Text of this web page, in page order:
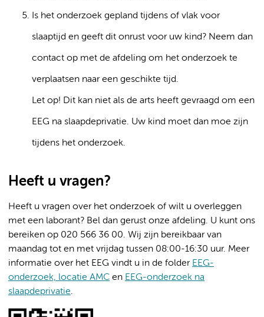
Is het onderzoek gepland tijdens of vlak voor
slaaptijd en geeft dit onrust voor uw kind? Neem dan
contact op met de afdeling om het onderzoek te
verplaatsen naar een geschikte tijd.
Let op! Dit kan niet als de arts heeft gevraagd om een
EEG na slaapdeprivatie. Uw kind moet dan moe zijn
tijdens het onderzoek.
Heeft u vragen?
Heeft u vragen over het onderzoek of wilt u overleggen
met een laborant? Bel dan gerust onze afdeling. U kunt ons
bereiken op 020 566 36 00. Wij zijn bereikbaar van
maandag tot en met vrijdag tussen 08:00-16:30 uur. Meer
informatie over het EEG vindt u in de folder EEG-
onderzoek, locatie AMC en EEG-onderzoek na
slaapdeprivatie.